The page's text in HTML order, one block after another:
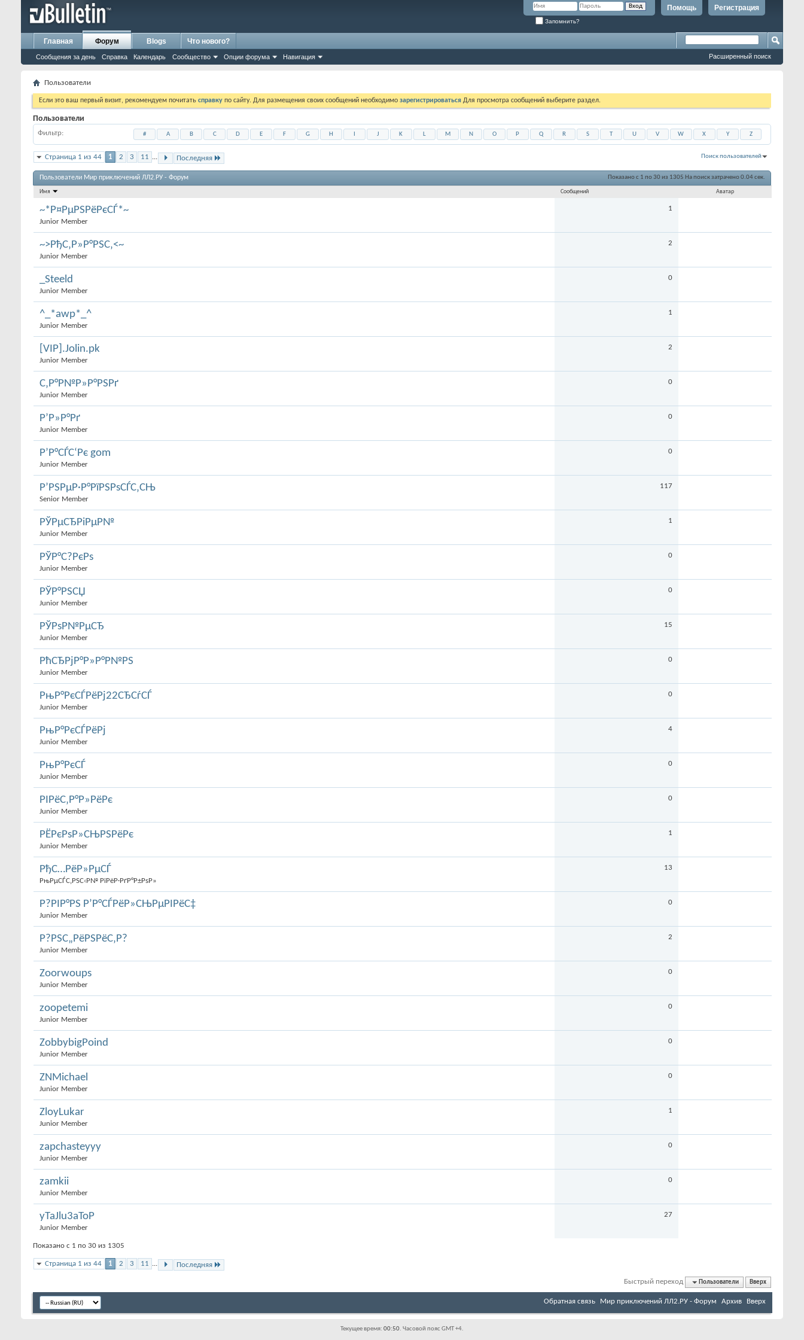
Регистрация
Помощь
Запомнить?
Главная Форум
Сообщения за день Справка Календарь Сообщество Опции форума Навигация
Blogs Что нового?
Расширенный поиск
Пользователи
Если это ваш первый визит, рекомендуем почитать справку по сайту. Для размещения своих сообщений необходимо зарегистрироваться Для просмотра сообщений выберите раздел.
Пользователи
Фильтр # A B C D E F G H J K L M N O P Q R S T U V W X Y Z
Страница 1 из 44 1 2 3 11 ... Последняя Поиск пользователей
Показано с 1 по 30 из 1305 На поиск затрачено0.04сек.
Пользователи Мир приключений ЛЛ2.РУ - Форум
Имя Сообщений Аватар
~*Р¤РµРЅРёРєСЃ*~
Junior Member
1
~>РђС‚Р»Р°РЅС‚<~
Junior Member
2
_Steeld
Junior Member
0
^_*awp*_^
Junior Member
1
[VIP].Jolin.pk
Junior Member
2
С‚Р°Р№Р»Р°РЅРґ
Junior Member
0
Р’Р»Р°Рґ
Junior Member
0
Р’Р°СЃС‘Рє gom
Junior Member
0
Р’РЅРµР·Р°РїРЅРѕСЃС‚СЊ
Senior Member
117
РЎРµСЂРіРµР№
Junior Member
1
РЎР°С?РєРѕ
Junior Member
0
РЎР°РЅСЏ
Junior Member
0
РЎРѕР№РµСЂ
Junior Member
15
РћСЂРјР°Р»Р°Р№РЅ
Junior Member
0
РњР°РєСЃРёРј22СЂСѓСЃ
Junior Member
0
РњР°РєСЃРёРј
Junior Member
4
РњР°РєСЃ
Junior Member
0
РІРёС‚Р°Р»РёРє
Junior Member
0
РЁРєРѕР»СЊРЅРёРє
Junior Member
1
РђС…РёР»РµСЃ
РњРµСЃС‚РЅС‹Р№ РїРёР·РґР°Р±РѕР»
13
Р?РІР°РЅ Р’Р°СЃРёР»СЊРµРІРёС‡
Junior Member
0
Р?РЅС„РёРЅРёС‚Р?
Junior Member
2
Zoorwoups
Junior Member
0
zoopetemi
Junior Member
0
ZobbybigPoind
Junior Member
0
ZNMichael
Junior Member
0
ZloyLukar
Junior Member
1
zapchasteyyy
Junior Member
0
zamkii
Junior Member
0
yTaJlu3aToP
Junior Member
27
Показано с 1 по 30 из 1305
Страница 1 из 44 1 2 3 11 ... Последняя
Быстрый переход Пользователи Вверх
Обратная связь Мир приключений ЛЛ2.РУ - Форум Архив Вверх
Текущее время: 00:50. Часовой пояс GMT +4.